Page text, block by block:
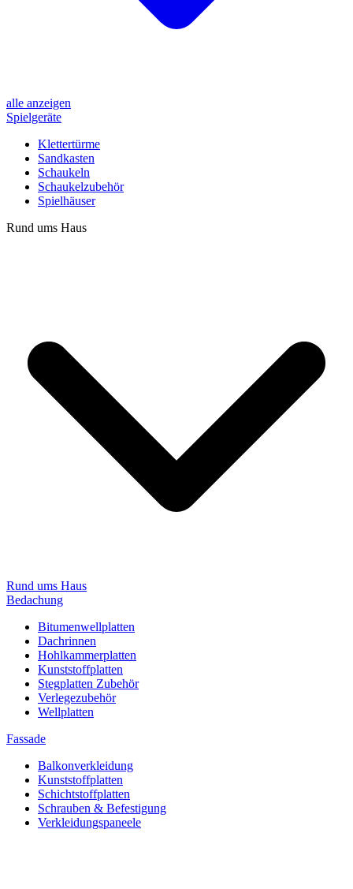
alle anzeigen
Spielgeräte
Klettertürme
Sandkasten
Schaukeln
Schaukelzubehör
Spielhäuser
Rund ums Haus
Rund ums Haus
Bedachung
Bitumenwellplatten
Dachrinnen
Hohlkammerplatten
Kunststoffplatten
Stegplatten Zubehör
Verlegezubehör
Wellplatten
Fassade
Balkonverkleidung
Kunststoffplatten
Schichtstoffplatten
Schrauben & Befestigung
Verkleidungspaneele